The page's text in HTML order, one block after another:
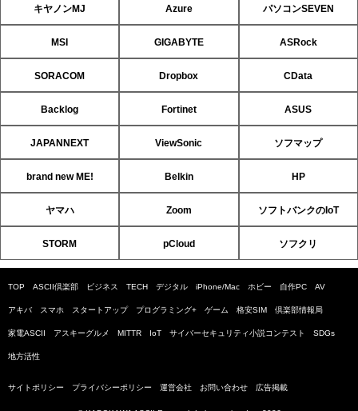
キヤノンMJ Azure パソコンSEVEN
MSI GIGABYTE ASRock
SORACOM Dropbox CData
Backlog Fortinet ASUS
JAPANNEXT ViewSonic ソフマップ
brand new ME! Belkin HP
ヤマハ Zoom ソフトバンクのIoT
STORM pCloud ソフクリ
TOP ASCII倶楽部 ビジネス TECH デジタル iPhone/Mac ホビー 自作PC AV
アキバ スマホ スタートアップ プログラミング+ ゲーム 格安SIM 倶楽部情報局
家電ASCII アスキーグルメ MITTR IoT サイバーセキュリティ小説コンテスト SDGs
地方活性
サイトポリシー プライバシーポリシー 運営会社 お問い合わせ 広告掲載